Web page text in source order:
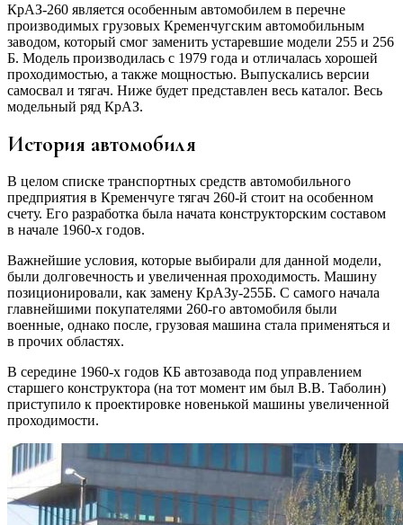
КрАЗ-260 является особенным автомобилем в перечне
производимых грузовых Кременчугским автомобильным
заводом, который смог заменить устаревшие модели 255 и 256
Б. Модель производилась с 1979 года и отличалась хорошей
проходимостью, а также мощностью. Выпускались версии
самосвал и тягач. Ниже будет представлен весь каталог. Весь
модельный ряд КрАЗ.
История автомобиля
В целом списке транспортных средств автомобильного
предприятия в Кременчуге тягач 260-й стоит на особенном
счету. Его разработка была начата конструкторским составом
в начале 1960-х годов.
Важнейшие условия, которые выбирали для данной модели,
были долговечность и увеличенная проходимость. Машину
позиционировали, как замену КрАЗу-255Б. С самого начала
главнейшими покупателями 260-го автомобиля были
военные, однако после, грузовая машина стала применяться и
в прочих областях.
В середине 1960-х годов КБ автозавода под управлением
старшего конструктора (на тот момент им был В.В. Таболин)
приступило к проектировке новенькой машины увеличенной
проходимости.